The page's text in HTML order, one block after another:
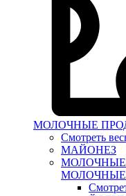
МОЛОЧНЫЕ
Смотреть
МАЙОНЕЗ